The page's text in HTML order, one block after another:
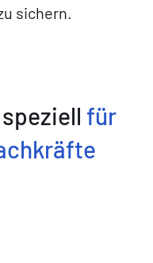
sichern.
für